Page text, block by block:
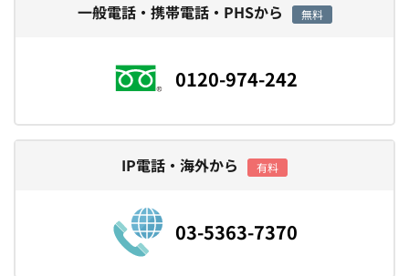
一般電話・携帯電話・PHSから 無料
0120-974-242
IP電話・海外から 有料
03-5363-7370